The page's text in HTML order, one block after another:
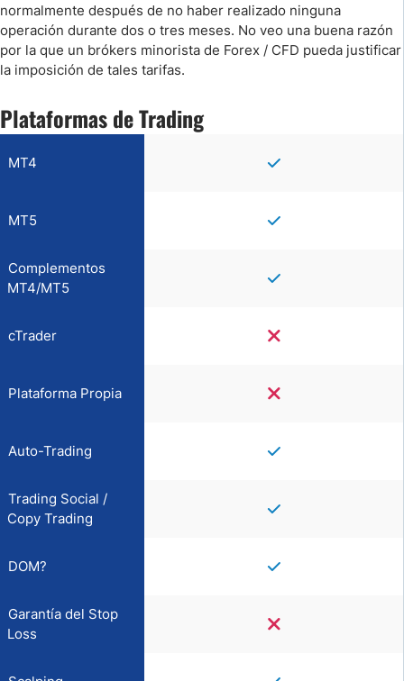
normalmente después de no haber realizado ninguna
operación durante dos o tres meses. No veo una buena razón
por la que un brókers minorista de Forex / CFD pueda justificar
la imposición de tales tarifas.
Plataformas de Trading
MT4
MT5
Complementos
MT4/MT5
cTrader
Plataforma Propia
Auto-Trading
Trading Social /
Copy Trading
DOM?
Garantía del Stop
Loss